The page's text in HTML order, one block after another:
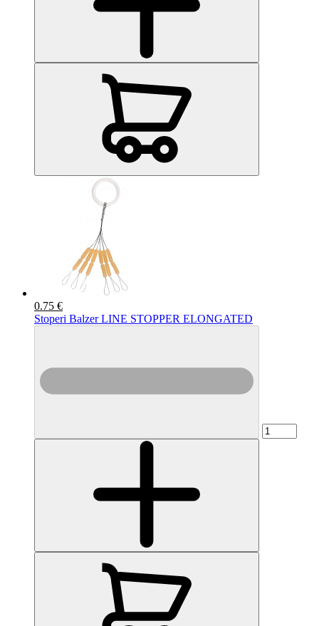
0.75 €
Stoperi Balzer LINE STOPPER ELONGATED